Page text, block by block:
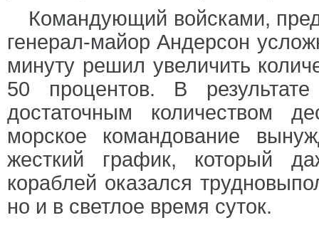
Командующий войсками,
генерал-майор Андерсон
минуту решил увеличить
50 процентов. В
достаточным количеством
морское командование
жесткий график, который
кораблей оказался
но и в светлое время суток.